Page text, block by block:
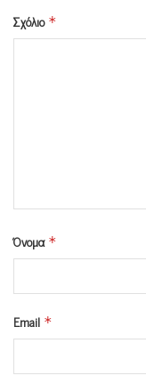
Σχόλιο *
Όνομα *
Email *